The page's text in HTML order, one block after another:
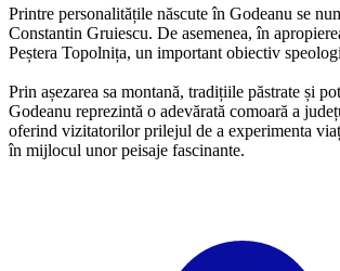
Printre personalitățile născute în Godeanu se
Constantin Gruiescu. De asemenea, în
Peștera Topolnița, un important obiectiv
Prin așezarea sa montană, tradițiile păstrate și
Godeanu reprezintă o adevărată comoară a
oferind vizitatorilor prilejul de a experimenta
în mijlocul unor peisaje fascinante.